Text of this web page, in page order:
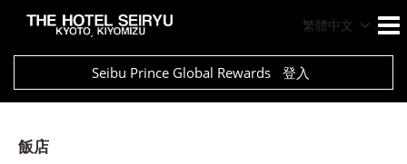
繁體中文
Seibu Prince Global Rewards 登入
飯店